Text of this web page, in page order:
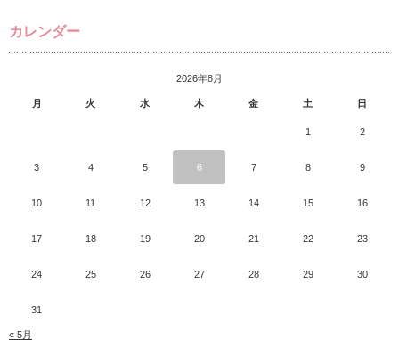
カレンダー
2026年8月
月 火 水 木 金 土 日
1 2
3 4 5 6 7 8 9
10 11 12 13 14 15 16
17 18 19 20 21 22 23
24 25 26 27 28 29 30
31
« 5月